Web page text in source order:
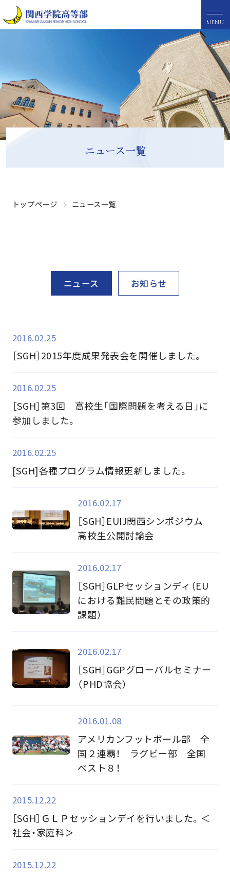
MENU
ニュース一覧
トップページ ニュース一覧
ニュース お知らせ
2016.02.25
［SGH］2015年度成果発表会を開催しました。
2016.02.25
［SGH］第3回 高校生「国際問題を考える日」に
参加しました。
2016.02.25
[SGH]各種プログラム情報更新しました。
2016.02.17
［SGH］EUIJ関西シンポジウム
高校生公開討論会
2016.02.17
［SGH］GLPセッションディ（EU
における難民問題とその政策的
課題）
2016.02.17
［SGH］GGPグローバルセミナー
（PHD協会）
2016.01.08
アメリカンフットボール部 全
国２連覇！ ラグビー部 全国
ベスト８！
2015.12.22
［SGH］ＧＬＰセッションデイを行いました。＜
社会・家庭科＞
2015.12.22